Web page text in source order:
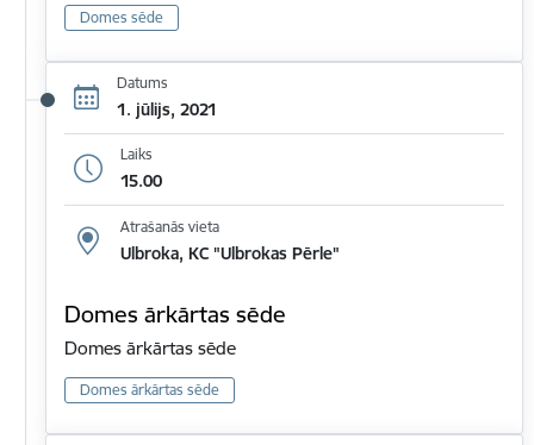
Domes sēde
Datums
1. jūlijs, 2021
Laiks
15.00
Atrašanās vieta
Ulbroka, KC "Ulbrokas Pērle"
Domes ārkārtas sēde
Domes ārkārtas sēde
Domes ārkārtas sēde